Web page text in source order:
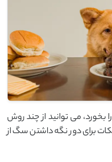
بخورد، می ‌توانید از چند روش
برای دور نگه داشتن سگ از